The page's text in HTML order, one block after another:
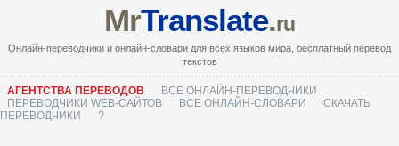
MrTranslate.ru
Онлайн-переводчики и онлайн-словари для всех языков мира, бесплатный перевод
текстов
АГЕНТСТВА ПЕРЕВОДОВ
ВСЕ ОНЛАЙН-ПЕРЕВОДЧИКИ
ПЕРЕВОДЧИКИ WEB-САЙТОВ
ВСЕ ОНЛАЙН-СЛОВАРИ
СКАЧАТЬ
ПЕРЕВОДЧИКИ
?